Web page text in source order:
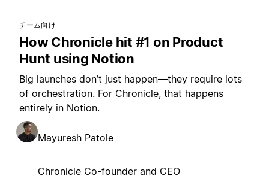
チーム向け
How Chronicle hit #1 on Product
Hunt using Notion
Big launches don’t just happen—they require lots
of orchestration. For Chronicle, that happens
entirely in Notion.
Mayuresh Patole
Chronicle Co-founder and CEO